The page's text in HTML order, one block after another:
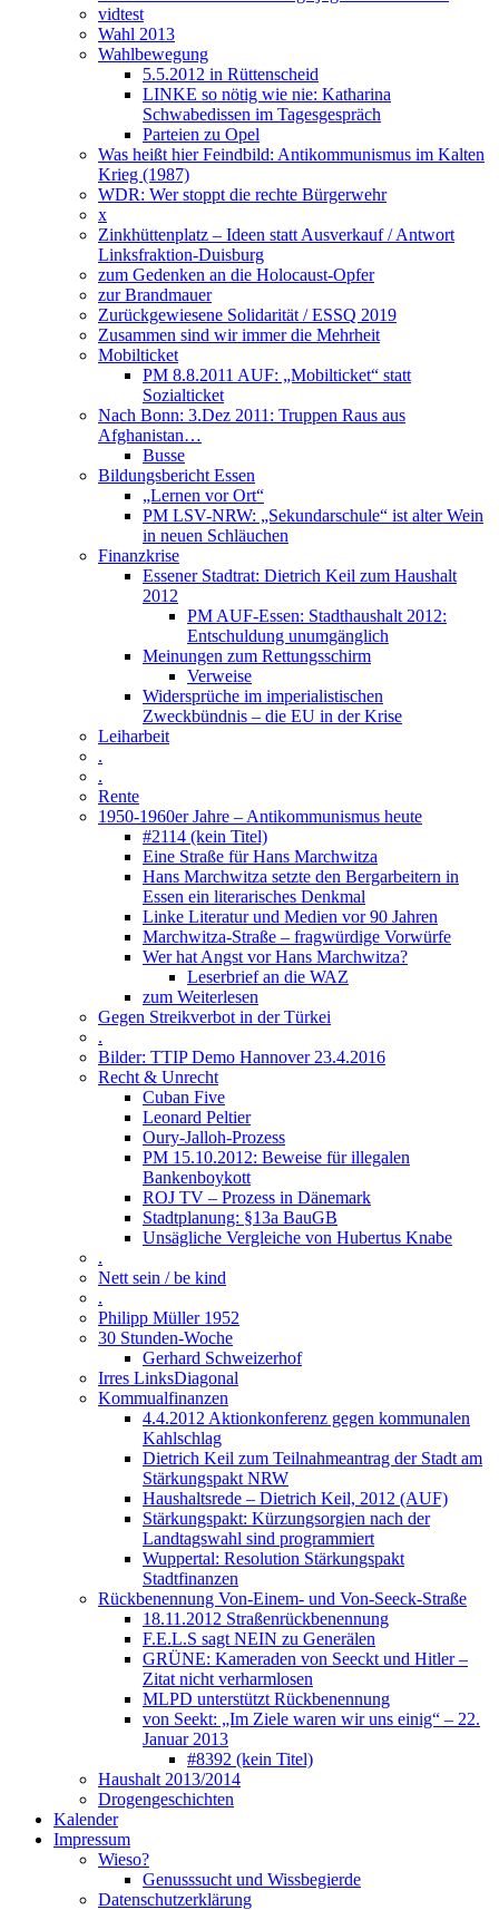
vidtest
Wahl 2013
Wahlbewegung
5.5.2012 in Rüttenscheid
LINKE so nötig wie nie: Katharina
Schwabedissen im Tagesgespräch
Parteien zu Opel
Was heißt hier Feindbild: Antikommunismus im Kalten
Krieg (1987)
WDR: Wer stoppt die rechte Bürgerwehr
x
Zinkhüttenplatz – Ideen statt Ausverkauf / Antwort
Linksfraktion-Duisburg
zum Gedenken an die Holocaust-Opfer
zur Brandmauer
Zurückgewiesene Solidarität / ESSQ 2019
Zusammen sind wir immer die Mehrheit
Mobilticket
PM 8.8.2011 AUF: „Mobilticket“ statt
Sozialticket
Nach Bonn: 3.Dez 2011: Truppen Raus aus
Afghanistan…
Busse
Bildungsbericht Essen
„Lernen vor Ort“
PM LSV-NRW: „Sekundarschule“ ist alter Wein
in neuen Schläuchen
Finanzkrise
Essener Stadtrat: Dietrich Keil zum Haushalt
2012
PM AUF-Essen: Stadthaushalt 2012:
Entschuldung unumgänglich
Meinungen zum Rettungsschirm
Verweise
Widersprüche im imperialistischen
Zweckbündnis – die EU in der Krise
Leiharbeit
.
.
Rente
1950-1960er Jahre – Antikommunismus heute
#2114 (kein Titel)
Eine Straße für Hans Marchwitza
Hans Marchwitza setzte den Bergarbeitern in
Essen ein literarisches Denkmal
Linke Literatur und Medien vor 90 Jahren
Marchwitza-Straße – fragwürdige Vorwürfe
Wer hat Angst vor Hans Marchwitza?
Leserbrief an die WAZ
zum Weiterlesen
Gegen Streikverbot in der Türkei
.
Bilder: TTIP Demo Hannover 23.4.2016
Recht & Unrecht
Cuban Five
Leonard Peltier
Oury-Jalloh-Prozess
PM 15.10.2012: Beweise für illegalen
Bankenboykott
ROJ TV – Prozess in Dänemark
Stadtplanung: §13a BauGB
Unsägliche Vergleiche von Hubertus Knabe
.
Nett sein / be kind
.
Philipp Müller 1952
30 Stunden-Woche
Gerhard Schweizerhof
Irres LinksDiagonal
Kommualfinanzen
4.4.2012 Aktionkonferenz gegen kommunalen
Kahlschlag
Dietrich Keil zum Teilnahmeantrag der Stadt am
Stärkungspakt NRW
Haushaltsrede – Dietrich Keil, 2012 (AUF)
Stärkungspakt: Kürzungsorgien nach der
Landtagswahl sind programmiert
Wuppertal: Resolution Stärkungspakt
Stadtfinanzen
Rückbenennung Von-Einem- und Von-Seeck-Straße
18.11.2012 Straßenrückbenennung
F.E.L.S sagt NEIN zu Generälen
GRÜNE: Kameraden von Seeckt und Hitler –
Zitat nicht verharmlosen
MLPD unterstützt Rückbenennung
von Seekt: „Im Ziele waren wir uns einig“ – 22.
Januar 2013
#8392 (kein Titel)
Haushalt 2013/2014
Drogengeschichten
Kalender
Impressum
Wieso?
Genusssucht und Wissbegierde
Datenschutzerklärung